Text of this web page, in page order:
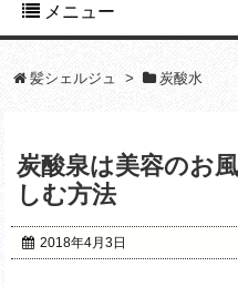
メニュー
髪シェルジュ > 炭酸水
炭酸泉は美容のお
しむ方法
2018年4月3日